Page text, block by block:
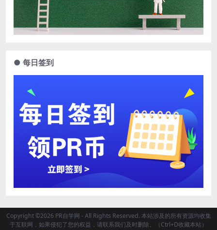
● 每日签到
Copyright ©2026 PR自学网 - All Rights Reserved. 本站涉及的所有资源均收集
于互联网，如果侵犯了您的权益，请联系我们及时删除。（Ctrl+D收藏本站）